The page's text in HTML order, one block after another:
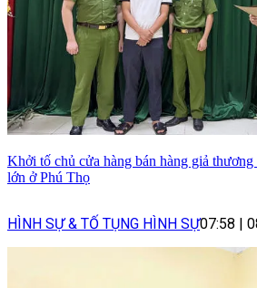
Khởi tố chủ cửa hàng bán hàng giả
lớn ở Phú Thọ
HÌNH SỰ & TỐ TỤNG HÌNH SỰ07:58 |